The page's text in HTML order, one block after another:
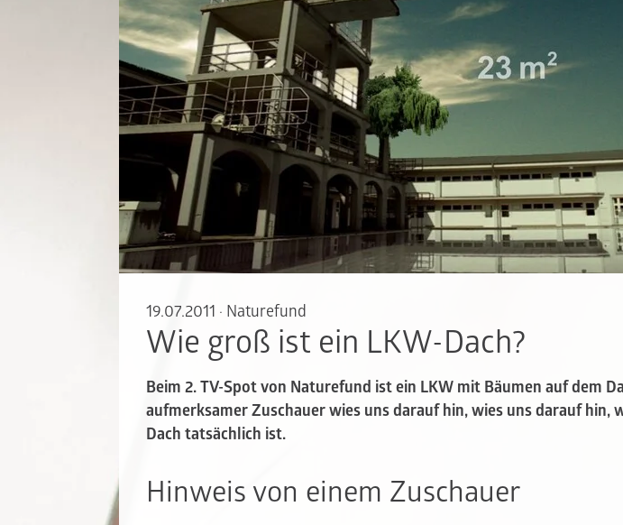
19.07.2011 · Naturefund
Wie groß ist ein LKW-Dach?
Beim 2. TV-Spot von Naturefund ist ein LKW mit Bäumen auf dem
aufmerksamer Zuschauer wies uns darauf hin, wies uns darauf hin,
Dach tatsächlich ist.
Hinweis von einem Zuschauer